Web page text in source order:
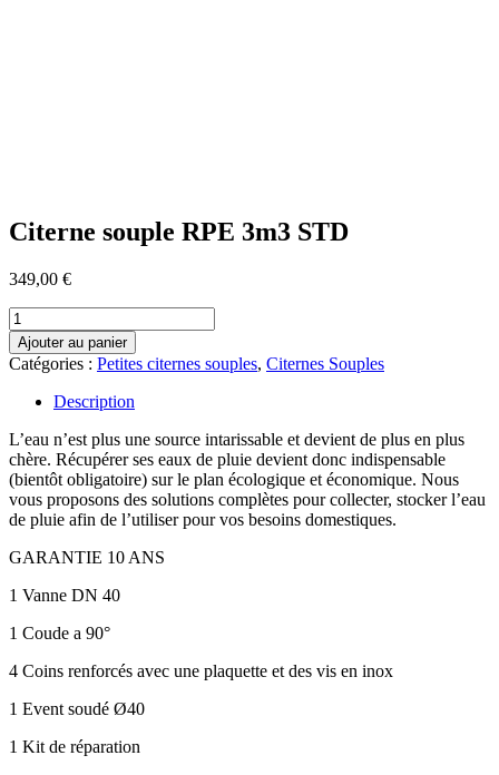
Citerne souple RPE 3m3 STD
349,00 €
quantité
de
Citerne
souple
RPE
STD
Ajouter au panier
Catégories : Petites citernes souples, Citernes Souples
Description
L’eau n’est plus une source intarissable et devient de plus en plus
chère. Récupérer ses eaux de pluie devient donc indispensable
(bientôt obligatoire) sur le plan écologique et économique. Nous
vous proposons des solutions complètes pour collecter, stocker l’eau
de pluie afin de l’utiliser pour vos besoins domestiques.
GARANTIE 10 ANS
1 Vanne DN 40
1 Coude a 90°
4 Coins renforcés avec une plaquette et des vis en inox
1 Event soudé Ø40
1 Kit de réparation